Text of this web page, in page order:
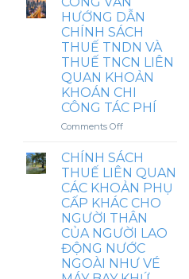
TRƯỚC
KHI
KÝ
HĐLĐ
1/7/2025
PHỤ
CẤP
ĂN
CA
VÀ
CÁC
KHOẢN
ĐIỆN
THOẠI,
NHÀ
Ở,
HỖ
TRỢ
NUÔI
CON
NHỎ,
HƯỚNG DẪN
CHÍNH SÁCH
THUẾ TNDN VÀ
THUẾ TNCN LIÊN
QUAN KHOẢN
KHOÁN CHI
CÔNG TÁC PHÍ
Comments Offon
VĂN
HƯỚNG
DẪN
CHÍNH
SÁCH
THUẾ
TNDN
VÀ
THUẾ
TNCN
CHÍNH SÁCH
THUẾ LIÊN QUAN
CÁC KHOẢN PHỤ
CẤP KHÁC CHO
NGƯỜI THÂN
CỦA NGƯỜI LAO
ĐỘNG NƯỚC
NGOÀI NHƯ VÉ